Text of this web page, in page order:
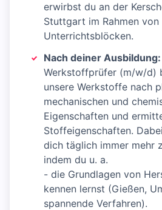
erwirbst du an der
Stuttgart im Rahmen von
Unterrichtsblöcken.
Nach deiner Ausbildung:
Werkstoffprüfer (m/w/d)
unsere Werkstoffe nach
mechanischen und
Eigenschaften und
Stoffeigenschaften.
dich täglich immer mehr
indem du u. a.
- die Grundlagen von
kennen lernst (Gießen,
spannende Verfahren).